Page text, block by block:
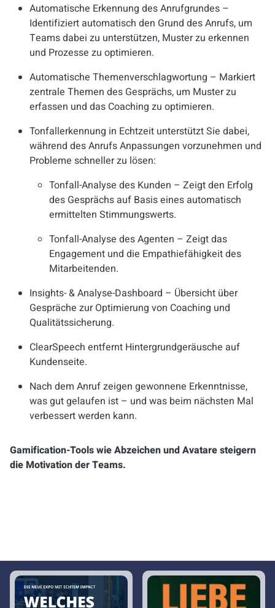
Automatische Erkennung des Anrufgrundes –
Identifiziert automatisch den Grund des Anrufs, um
Teams dabei zu unterstützen, Muster zu erkennen
und Prozesse zu optimieren.
Automatische Themenverschlagwortung – Markiert
zentrale Themen des Gesprächs, um Muster zu
erfassen und das Coaching zu optimieren.
Tonfallerkennung in Echtzeit unterstützt Sie dabei,
während des Anrufs Anpassungen vorzunehmen und
Probleme schneller zu lösen:
Tonfall-Analyse des Kunden – Zeigt den Erfolg
des Gesprächs auf Basis eines automatisch
ermittelten Stimmungswerts.
Tonfall-Analyse des Agenten – Zeigt das
Engagement und die Empathiefähigkeit des
Mitarbeitenden.
Insights- & Analyse-Dashboard – Übersicht über
Gespräche zur Optimierung von Coaching und
Qualitätssicherung.
ClearSpeech entfernt Hintergrundgeräusche auf
Kundenseite.
Nach dem Anruf zeigen gewonnene Erkenntnisse,
was gut gelaufen ist – und was beim nächsten Mal
verbessert werden kann.
Gamification-Tools wie Abzeichen und Avatare steigern
die Motivation der Teams.